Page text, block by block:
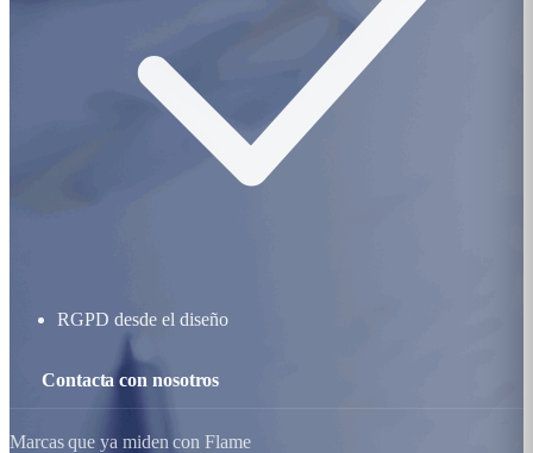
RGPD desde el diseño
Contacta con nosotros
Marcas que ya miden con Flame